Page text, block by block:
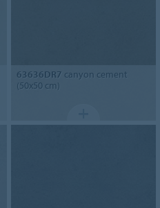
63636DR7 canyon cement
(50x50 cm)